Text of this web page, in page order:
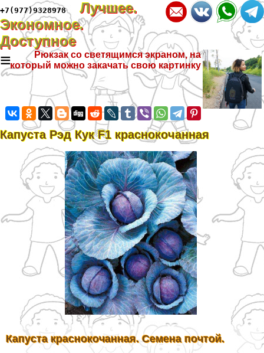
+7(977)9328978
Лучшее.
Экономное.
Доступное
≡
Рюкзак со светящимся экраном, на
который можно закачать свою картинку
Капуста Рэд Кук F1 краснокочанная
Капуста краснокочанная. Семена почтой.